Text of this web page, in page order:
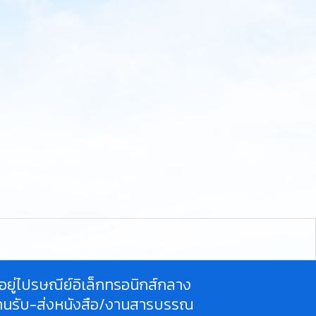
ยู่ไปรษณีย์อิเล็กทรอนิกส์กลาง
นรับ-ส่งหนังสือ/งานสารบรรณ